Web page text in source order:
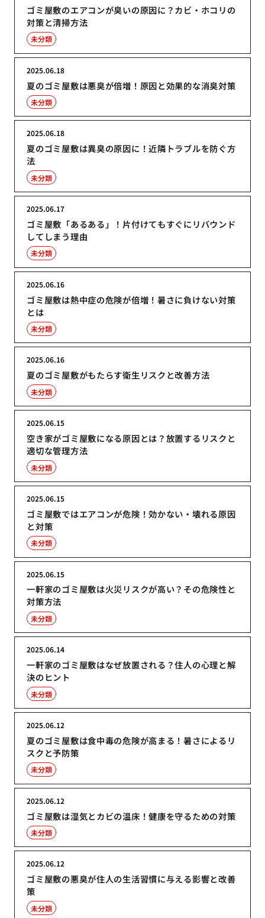
ゴミ屋敷のエアコンが臭いの原因に？カビ・ホコリの
対策と清掃方法
未分類
夏のゴミ屋敷は悪臭が倍増！原因と効果的な消臭対策
2025.06.18
未分類
夏のゴミ屋敷は異臭の原因に！近隣トラブルを防ぐ方
法
2025.06.18
未分類
ゴミ屋敷「あるある」！片付けてもすぐにリバウンド
してしまう理由
2025.06.17
未分類
ゴミ屋敷は熱中症の危険が倍増！暑さに負けない対策
とは
2025.06.16
未分類
夏のゴミ屋敷がもたらす衛生リスクと改善方法
2025.06.16
未分類
空き家がゴミ屋敷になる原因とは？放置するリスクと
適切な管理方法
2025.06.15
未分類
ゴミ屋敷ではエアコンが危険！効かない・壊れる原因
と対策
2025.06.15
未分類
一軒家のゴミ屋敷は火災リスクが高い？その危険性と
対策方法
2025.06.15
未分類
一軒家のゴミ屋敷はなぜ放置される？住人の心理と解
決のヒント
2025.06.14
未分類
夏のゴミ屋敷は食中毒の危険が高まる！暑さによるリ
スクと予防策
2025.06.12
未分類
ゴミ屋敷は湿気とカビの温床！健康を守るための対策
2025.06.12
未分類
ゴミ屋敷の悪臭が住人の生活習慣に与える影響と改善
策
2025.06.12
未分類